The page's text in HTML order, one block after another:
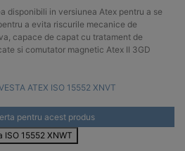
disponibili in versiunea Atex pentru a se
a evita riscurile mecanice de
capace de capat cu tratament de
si comutator magnetic Atex II 3GD
ATEX ISO 15552 XNVT
pentru acest produs
15552 XNWT